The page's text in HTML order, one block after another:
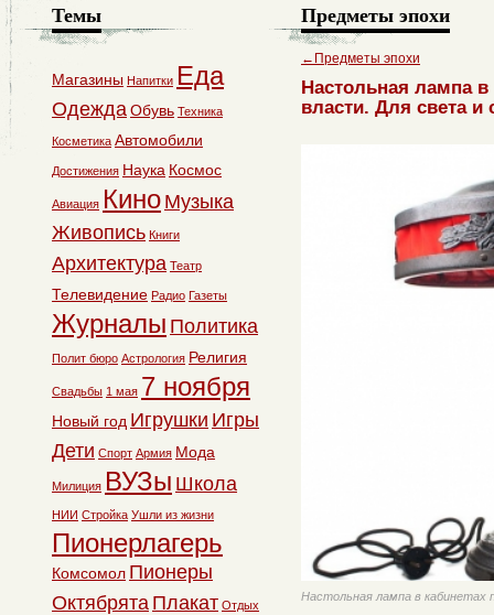
Предметы эпохи
← Предметы эпохи
Настольная лампа в
власти. Для света и
Настольная лампа в
Темы
Магазины Напитки Еда
ОдеждаОбувь Техника
Косметика Автомобили
Достижения Наука Космос
Авиация Кино Музыка
Живопись Книги
Архитектура Театр
Телевидение Радио Газеты
Журналы Политика
Полит бюро Астрология Религия
Свадьбы 1 мая 7 ноября
Новый год Игрушки Игры
Дети Спорт Армия Мода
Милиция ВУЗы Школа
НИИ Стройка Ушли из жизни
Пионерлагерь
Комсомол Пионеры
Октябрята Плакат Отдых